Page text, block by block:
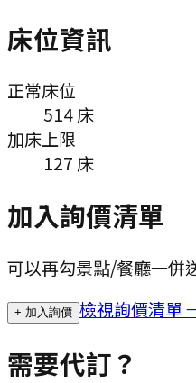
床位資訊
正常床位
514床
加床上限
127 床
加入詢價清單
可以再勾景點/餐廳一併
+ 加入詢價 檢視詢價清單
需要代訂？